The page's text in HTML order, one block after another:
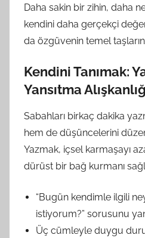
Daha sakin bir zihin, daha
kendini daha gerçekçi
da özgüvenin temel
Kendini Tanımak:
Yansıtma
Sabahları birkaç dakika
hem de düşüncelerini
Yazmak, içsel karmaşayı
dürüst bir bağ kurmanı
“Bugün kendimle ilgili
istiyorum?” sorusunu
Üç cümleyle duygu